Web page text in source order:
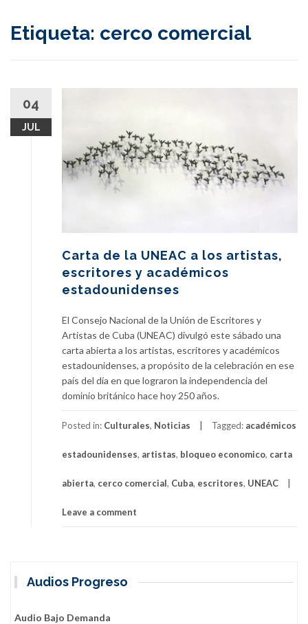
Etiqueta: cerco comercial
04
JUL
Carta de la UNEAC a los artistas,
escritores y académicos
estadounidenses
El Consejo Nacional de la Unión de Escritores y
Artistas de Cuba (UNEAC) divulgó este sábado una
carta abierta a los artistas, escritores y académicos
estadounidenses, a propósito de la celebración en ese
país del día en que lograron la independencia del
dominio británico hace hoy 250 años.
Posted in: Culturales, Noticias Tagged: académicos
estadounidenses, artistas, bloqueo economico, carta
abierta, cerco comercial, Cuba, escritores, UNEAC
Leave a comment
Audios Progreso
Audio Bajo Demanda